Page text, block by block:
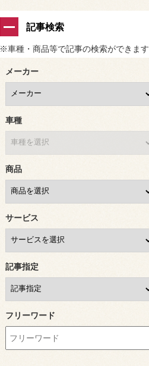
記事検索
※車種・商品等で記事の検索ができます
メーカー
車種
商品
サービス
記事指定
フリーワード